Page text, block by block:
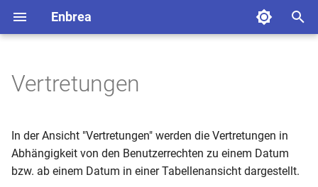
Enbrea
e
w
Einführung
Meine Schule
Mein Account
Überblick
Einrichten der Verzeichnisse
Überblick
Einrichten der Stammdaten
Überblick
Vorbereitung
Bewerberverfahren
Überblick
Agenda
Woche
Navigation
Unterricht
Überblick
Begriffe Anwesenheitskontrolle
Freistellungen
Navigation
Erweiterte Benutzerrechte
Seitenwechsel
Einstellungen
Ausdruck
Systemvoraussetzungen
Inbetriebnahme von Enbrea
Enbrea Cli
Installation
Zugriffstoken
Import aus DaVinci
Import aus Magellan
Benutzergruppen
Benutzer
Vertretungsplan
Offline-Backups
eduplaces
Changelog
Vertretungen
In der Ansicht "Vertretungen" werden die Vertretungen in
Abhängigkeit von den Benutzerrechten zu einem Datum
bzw. ab einem Datum in einer Tabellenansicht dargestellt.